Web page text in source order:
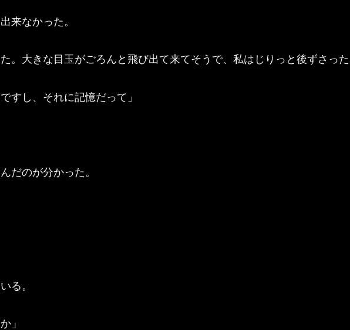
来なかった。
大きな目玉がごろんと飛び出て来てそうで、私はじりっと後ずさった
すし、それに記憶だって」
だのが分かった。
る。
」